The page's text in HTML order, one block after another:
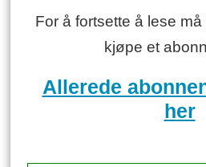
For å fortsette å lese
kjøpe et
Allerede
her